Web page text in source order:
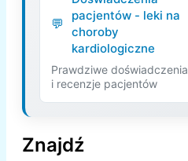
pacjentów - leki na
choroby
kardiologiczne
Prawdziwe doświadczenia
i recenzje pacjentów
Znajdź